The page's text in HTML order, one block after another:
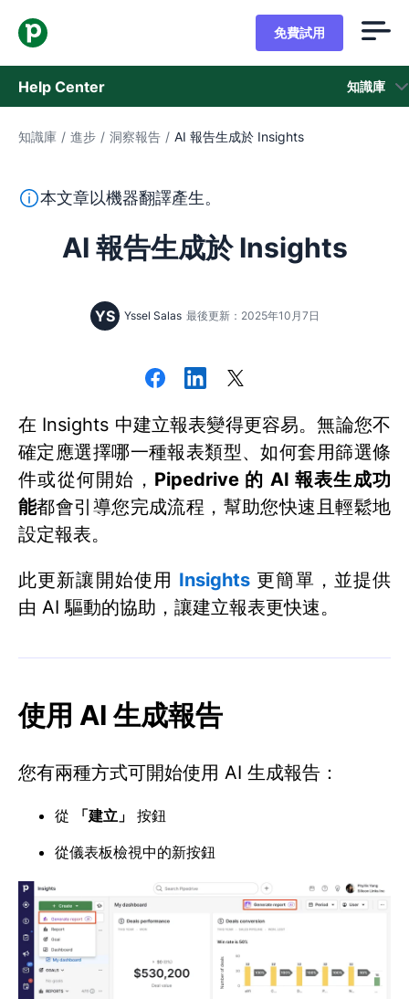
免費試用
Help Center 知識庫
知識庫
狀態
知識庫 / 進步 / 洞察報告 / AI 報告生成於 Insights
本段文字係以機器翻譯工具由英文翻譯而來，尚未經由真
本文章以機器翻譯產生。
AI 報告生成於 Insights
YS Yssel Salas 最後更新：2025年10月7日
在 Insights 中建立報表變得更容易。無論您不
確定應選擇哪一種報表類型、如何套用篩選條
件或從何開始， Pipedrive 的 AI 報表生成功
能都會引導您完成流程，幫助您快速且輕鬆地
設定報表。
此更新讓開始使用 Insights 更簡單，並提供
由 AI 驅動的協助，讓建立報表更快速。
使用 AI 生成報告
您有兩種方式可開始使用 AI 生成報告：
從 「建立」
按鈕
從儀表板檢視中的新按鈕